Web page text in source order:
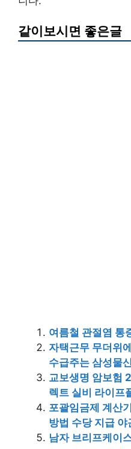
같이보시면 좋은글
여름철 관절염 통
자택근무 무더위
수급주는 삼성물
교보생명 암보험
렉트 실비 라이프
포괄임금제 계산
방법 수당 지급 야
남자 브리프케이